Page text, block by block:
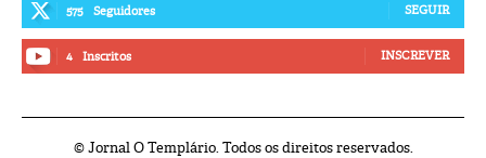
575 Seguidores SEGUIR
4 Inscritos INSCREVER
© Jornal O Templário. Todos os direitos reservados.